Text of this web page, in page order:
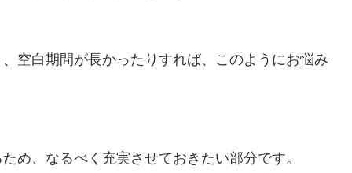
空白期間が長かったりすれば、このようにお悩み
め、なるべく充実させておきたい部分です。